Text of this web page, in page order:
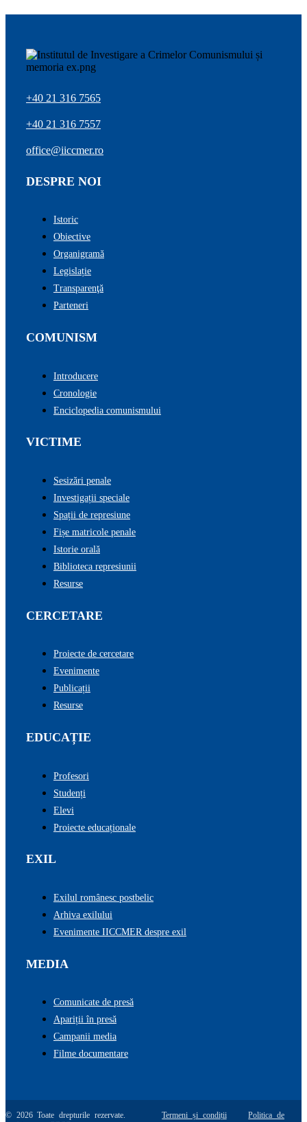
+40 21 316 7565
+40 21 316 7557
office@iiccmer.ro
DESPRE NOI
Istoric
Obiective
Organigramă
Legislație
Transparenţă
Parteneri
COMUNISM
Introducere
Cronologie
Enciclopedia comunismului
VICTIME
Sesizări penale
Investigații speciale
Spații de represiune
Fișe matricole penale
Istorie orală
Biblioteca represiunii
Resurse
CERCETARE
Proiecte de cercetare
Evenimente
Publicații
Resurse
EDUCAȚIE
Profesori
Studenți
Elevi
Proiecte educaționale
EXIL
Exilul românesc postbelic
Arhiva exilului
Evenimente IICCMER despre exil
MEDIA
Comunicate de presă
Apariții în presă
Campanii media
Filme documentare
© 2026 Toate drepturile rezervate.Termeni și condiții
Politica de